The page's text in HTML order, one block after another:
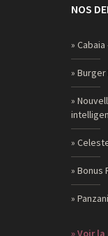
NOS
»
»
»
»
» Bonus
»
» Voir